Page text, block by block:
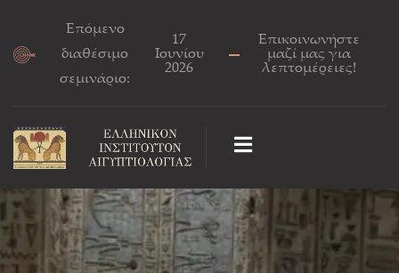
Επόμενο
διαθέσιμο
σεμινάριο:
17
Ιουνίου
2026
Επικοινωνήστε
μαζί μας για
λεπτομέρειες!